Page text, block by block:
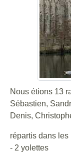
Nous étions 13
Sébastien,
Denis,
répartis dans les
- 2 yolettes